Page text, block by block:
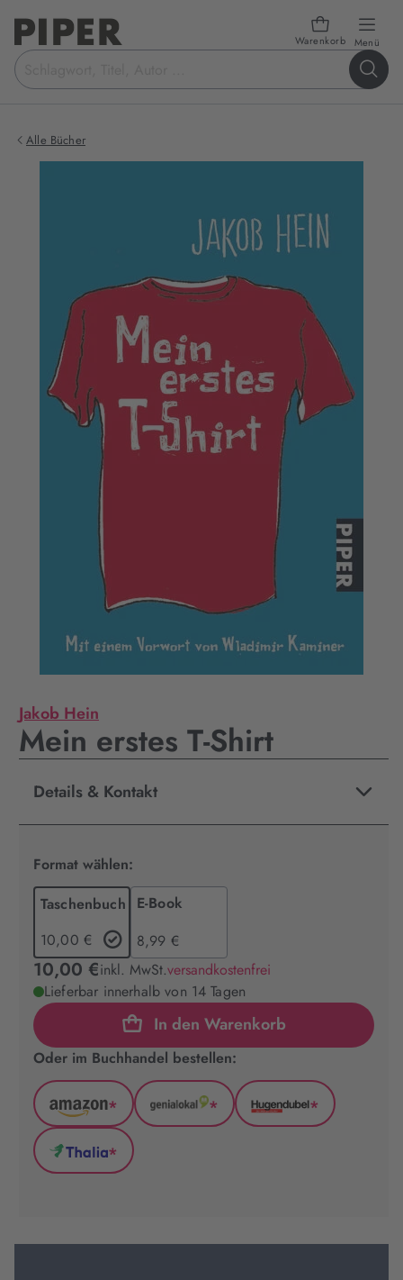
Warenkorb Menü
Suchbegriff
eingeben
Alle Bücher
Jakob Hein
Mein erstes T-Shirt
Details & Kontakt
Format wählen:
Taschenbuch
10,00 €
E-Book
8,99 €
10,00 €inkl. MwSt.versandkostenfrei
Lieferbar innerhalb von 14 Tagen
In den Warenkorb
Oder im Buchhandel bestellen:
Amazon
(wird
in
neuem
*
GenialLokal
*
Hugendubel
*
Thalia
Tab
*